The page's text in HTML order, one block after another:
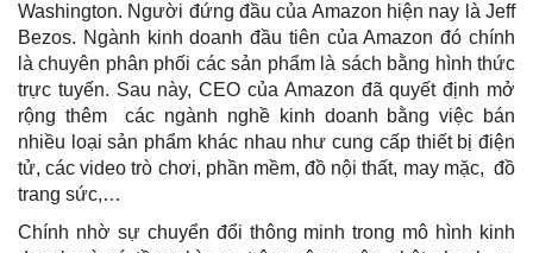
Washington. Người đứng đầu của Amazon hiện nay là Jeff
Bezos. Ngành kinh doanh đầu tiên của Amazon đó chính
là chuyên phân phối các sản phẩm là sách bằng hình thức
trực tuyến. Sau này, CEO của Amazon đã quyết định mở
rộng thêm các ngành nghề kinh doanh bằng việc bán
nhiều loại sản phẩm khác nhau như cung cấp thiết bị điện
tử, các video trò chơi, phần mềm, đồ nội thất, may mặc, đồ
trang sức,…
Chính nhờ sự chuyển đổi thông minh trong mô hình kinh